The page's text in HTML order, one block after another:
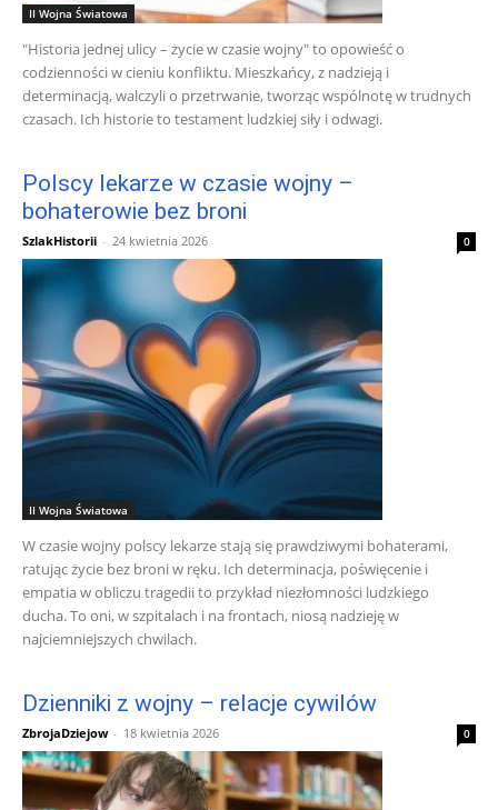
II Wojna Światowa
"Historia jednej ulicy – życie w czasie wojny" to opowieść o
codzienności w cieniu konfliktu. Mieszkańcy, z nadzieją i
determinacją, walczyli o przetrwanie, tworząc wspólnotę w trudnych
czasach. Ich historie to testament ludzkiej siły i odwagi.
Polscy lekarze w czasie wojny –
bohaterowie bez broni
SzlakHistorii - 24 kwietnia 2026 0
II Wojna Światowa
W czasie wojny polscy lekarze stają się prawdziwymi bohaterami,
ratując życie bez broni w ręku. Ich determinacja, poświęcenie i
empatia w obliczu tragedii to przykład niezłomności ludzkiego
ducha. To oni, w szpitalach i na frontach, niosą nadzieję w
najciemniejszych chwilach.
Dzienniki z wojny – relacje cywilów
ZbrojaDziejow - 18 kwietnia 2026 0